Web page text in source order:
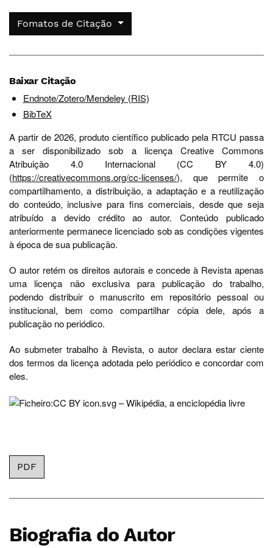
Fomatos de Citação
Baixar Citação
Endnote/Zotero/Mendeley (RIS)
BibTeX
A partir de 2026, produto científico publicado pela RTCU passa
a ser disponibilizado sob a licença Creative Commons
Atribuição 4.0 Internacional (CC BY 4.0)
(https://creativecommons.org/cc-licenses/), que permite o
compartilhamento, a distribuição, a adaptação e a reutilização
do conteúdo, inclusive para fins comerciais, desde que seja
atribuído a devido crédito ao autor. Conteúdo publicado
anteriormente permanece licenciado sob as condições vigentes
à época de sua publicação.
O autor retém os direitos autorais e concede à Revista apenas
uma licença não exclusiva para publicação do trabalho,
podendo distribuir o manuscrito em repositório pessoal ou
institucional, bem como compartilhar cópia dele, após a
publicação no periódico.
Ao submeter trabalho à Revista, o autor declara estar ciente
dos termos da licença adotada pelo periódico e concordar com
eles.
PDF
Biografia do Autor